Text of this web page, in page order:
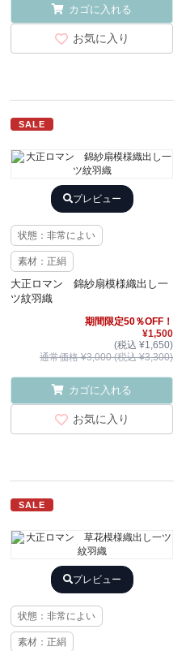
カゴに入れる
お気に入り
SALE
プレビュー
状態：非常によい
素材：正絹
大正ロマン 錦紗扇模様織出し一
ツ紋羽織
期間限定50％OFF！
¥1,500
(税込 ¥1,650)
通常価格 ¥3,000 (税込 ¥3,300)
カゴに入れる
お気に入り
SALE
プレビュー
状態：非常によい
素材：正絹